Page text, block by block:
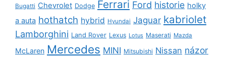
Bugatti Chevrolet Dodge Ferrari Ford historie holky
a auta hothatch hybrid Hyundai Jaguar kabriolet
Lamborghini Land Rover Lexus Lotus Maserati Mazda
McLaren Mercedes MINI Mitsubishi Nissan názor